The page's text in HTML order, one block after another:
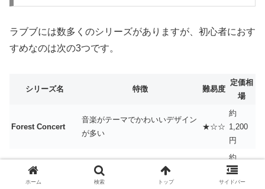
ラブブには数多くのシリーズがありますが、初心者におす
すめなのは次の3つです。
シリーズ名 特徴 難易度
定価相
場
Forest Concert
音楽がテーマでかわいいデザイン
が多い
★☆☆
約
1,200
円
Labubu Home
家の中での生活がテーマで親しみ
やすい
約
1,200
円
ホーム 検索 トップ サイドバー